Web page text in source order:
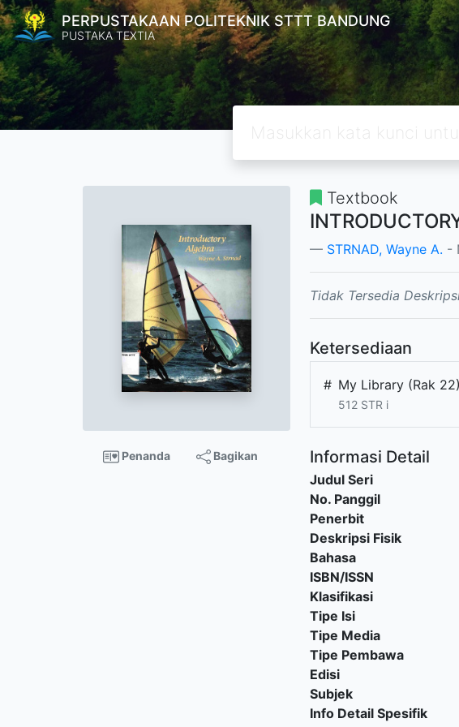
PERPUSTAKAAN POLITEKNIK STTT BANDUNG
PUSTAKA TEXTIA
Penanda Bagikan
Textbook
STRNAD, Wayne A. -
Tidak Tersedia
Ketersediaan
# My Library (Rak 22)
512 STR i
Informasi Detail
Judul Seri
No. Panggil
Penerbit
Deskripsi Fisik
Bahasa
ISBN/ISSN
Klasifikasi
Tipe Isi
Tipe Media
Tipe Pembawa
Edisi
Subjek
Info Detail Spesifik